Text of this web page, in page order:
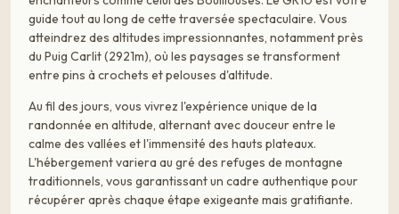
guide tout au long de cette traversée spectaculaire. Vous
atteindrez des altitudes impressionnantes, notamment près
du Puig Carlit (2921m), où les paysages se transforment
entre pins à crochets et pelouses d'altitude.
Au fil des jours, vous vivrez l'expérience unique de la
randonnée en altitude, alternant avec douceur entre le
calme des vallées et l'immensité des hauts plateaux.
L'hébergement variera au gré des refuges de montagne
traditionnels, vous garantissant un cadre authentique pour
récupérer après chaque étape exigeante mais gratifiante.